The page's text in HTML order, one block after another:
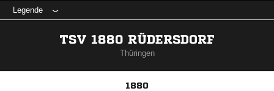
Legende
TSV 1880 RÜDERSDORF
Thüringen
1880